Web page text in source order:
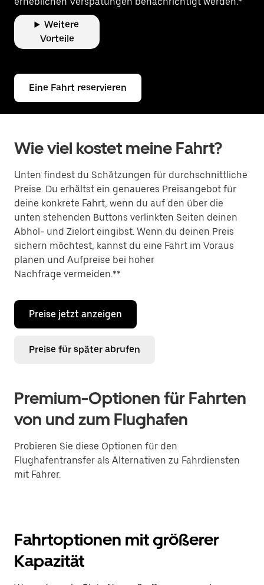
Weitere
Vorteile
Eine Fahrt reservieren
Wie viel kostet meine Fahrt?
Unten findest du Schätzungen für durchschnittliche
Preise. Du erhältst ein genaueres Preisangebot für
deine konkrete Fahrt, wenn du auf den über die
unten stehenden Buttons verlinkten Seiten deinen
Abhol- und Zielort eingibst. Wenn du deinen Preis
sichern möchtest, kannst du eine Fahrt im Voraus
planen und Aufpreise bei hoher
Nachfrage vermeiden.**
Preise jetzt anzeigen
Preise für später abrufen
Premium-Optionen für Fahrten
von und zum Flughafen
Probieren Sie diese Optionen für den
Flughafentransfer als Alternativen zu Fahrdiensten
mit Fahrer.
Fahrtoptionen mit größerer
Kapazität